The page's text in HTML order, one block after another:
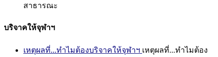
สาธารณะ
บริจาคให้จุฬาฯ
เหตุผลที่...ทำไมต้องบริจาคให้จุฬาฯ เหตุผลที่...ทำไมต้อง